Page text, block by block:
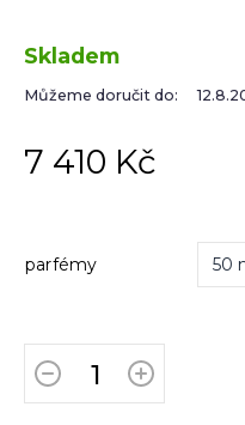
parfémy 50
7 410 Kč
Skladem
Můžeme doručit do: